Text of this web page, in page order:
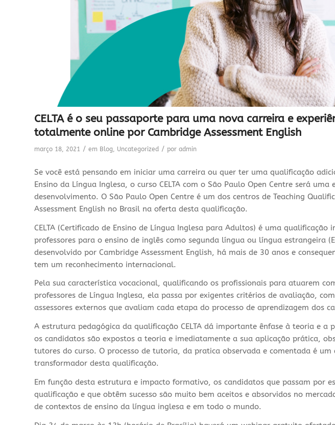
CELTA é o seu passaporte para uma nova carreira e
totalmente online por Cambridge Assessment English
março 18, 2021 / em Blog, Uncategorized / por admin
Se você está pensando em iniciar uma carreira ou quer ter uma qualificação
Ensino da Língua Inglesa, o curso CELTA com o São Paulo Open Centre será
desenvolvimento. O São Paulo Open Centre é um dos centros de Teaching
Assessment English no Brasil na oferta desta qualificação.
CELTA (Certificado de Ensino de Língua Inglesa para Adultos) é uma qualificação
professores para o ensino de inglês como segunda língua ou língua estrangeira
desenvolvido por Cambridge Assessment English, há mais de 30 anos e
tem um reconhecimento internacional.
Pela sua característica vocacional, qualificando os profissionais para atuarem
professores de Língua Inglesa, ela passa por exigentes critérios de avaliação,
assessores externos que avaliam cada etapa do processo de aprendizagem dos
A estrutura pedagógica da qualificação CELTA dá importante ênfase à teoria e a
os candidatos são expostos a teoria e imediatamente a sua aplicação prática,
tutores do curso. O processo de tutoria, da pratica observada e comentada é um
transformador desta qualificação.
Em função desta estrutura e impacto formativo, os candidatos que passam por
qualificação e que obtêm sucesso são muito bem aceitos e absorvidos no
de contextos de ensino da língua inglesa e em todo o mundo.